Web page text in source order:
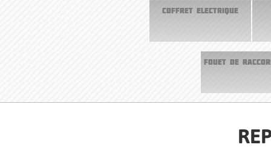
COFFRET ELECTRIQUE
FOUET DE